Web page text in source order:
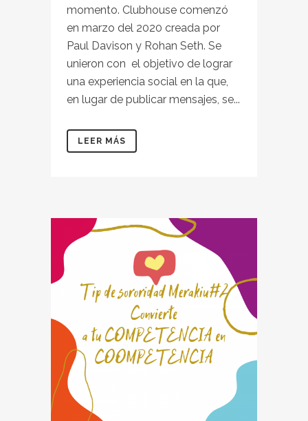
momento. Clubhouse comenzó
en marzo del 2020 creada por
Paul Davison y Rohan Seth. Se
unieron con el objetivo de lograr
una experiencia social en la que,
en lugar de publicar mensajes, se...
LEER MÁS